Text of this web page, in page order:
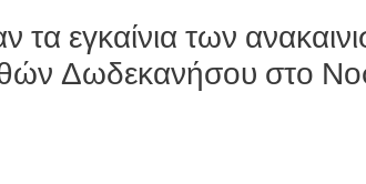
τα εγκαίνια των
Δωδεκανήσου στο